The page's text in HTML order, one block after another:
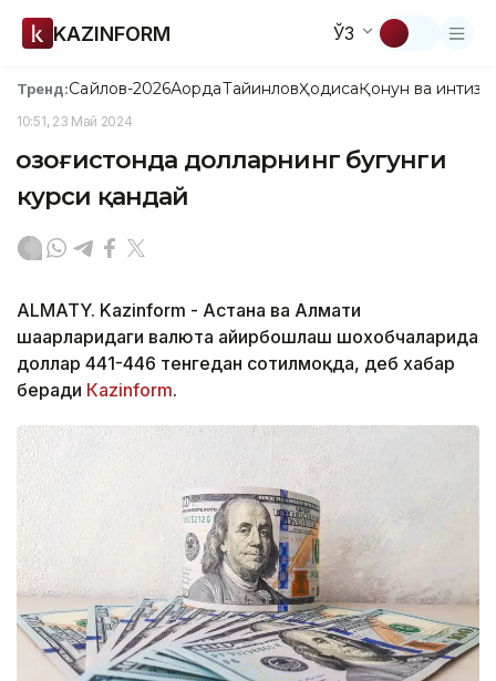
KAZINFORM ЎЗ
Тренд:Сайлов-2026АқордаТайинловҲодисаҚонун ва
10:51, 23 Май 2024
Қозоғистонда долларнинг бугунги
курси қандай
ALMATY. Kazinform - Астана ва Алмати
шаҳарларидаги валюта айирбошлаш шохобчаларида
доллар 441-446 тенгедан сотилмоқда, деб хабар
беради Каzinform.